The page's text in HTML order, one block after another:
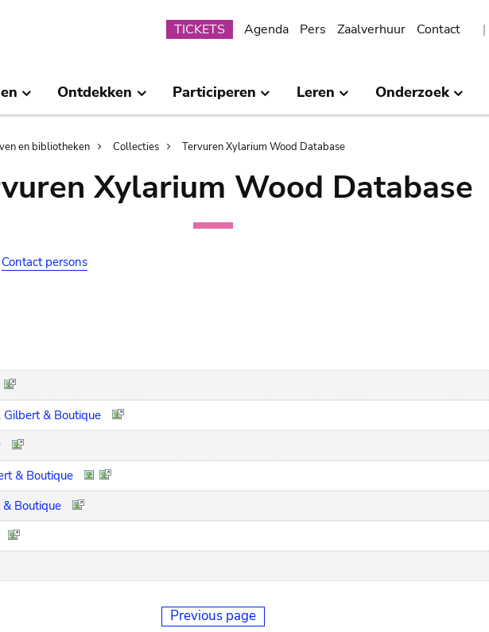
Submenu
TICKETS Agenda Pers Zaalverhuur Contact
Ontdekken Participeren Leren Onderzoek
en bibliotheken Collecties Tervuren Xylarium Wood Database
Xylarium Wood Database
Contact persons
Gilbert & Boutique
& Boutique
Boutique
Previous page